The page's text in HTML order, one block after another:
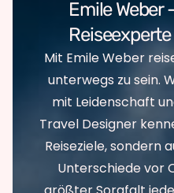
Emile Weber
Mit Emile Weber
unterwegs zu sein.
mit Leidenschaft
Travel Designer
Reiseziele, sondern
Unterschiede vor